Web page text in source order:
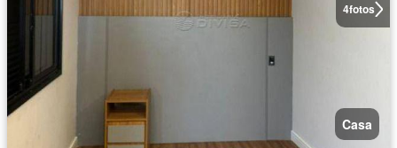
4fotos
Casa